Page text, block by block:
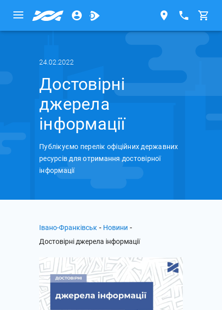
24.02.2022
Достовірні
джерела
інформації
Публікуємо перелік офіційних державних
ресурсів для отримання достовірної
інформації
Івано-Франківськ - Новини -
Достовірні джерела інформації